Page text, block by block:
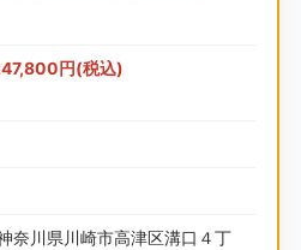
円(税込)
奈川県川崎市高津区溝口４丁